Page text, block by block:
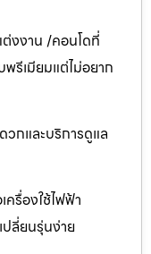
งงาน /คอนโดที่
พรีเมียมแต่ไม่อยาก
วกและบริการดูแล
รื่องใช้ไฟฟ้า
ลี่ยนรุ่นง่าย